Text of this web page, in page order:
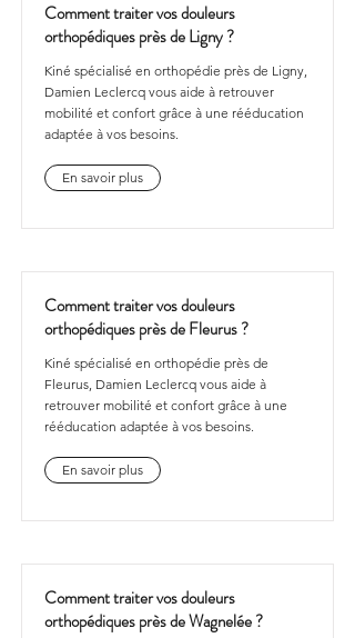
Comment traiter vos douleurs
orthopédiques près de Ligny ?
Kiné spécialisé en orthopédie près de Ligny,
Damien Leclercq vous aide à retrouver
mobilité et confort grâce à une rééducation
adaptée à vos besoins.
En savoir plus
Comment traiter vos douleurs
orthopédiques près de Fleurus ?
Kiné spécialisé en orthopédie près de
Fleurus, Damien Leclercq vous aide à
retrouver mobilité et confort grâce à une
rééducation adaptée à vos besoins.
En savoir plus
Comment traiter vos douleurs
orthopédiques près de Wagnelée ?